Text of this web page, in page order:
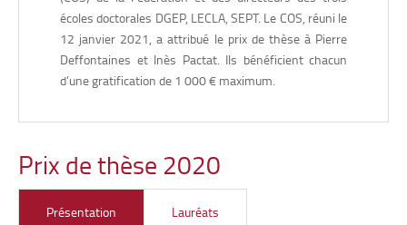
démocratique : l’œuvre subversive de Pierre Parlebas
(1950-2020) » soutenue le 11 décembre 2020.
— Mots clés : démocratie, sciences, éducation corporelle,
éducation nouvelle, sport.
appliquées à l’agriculture et aux espaces ruraux (CESAER
UMR 1041), Dijon, pour sa thèse en sciences économiques,
intitulée «Conséquences économiques et
environnementales d’un changement de production et de
écoles doctorales DGEP, LECLA, SEPT. Le COS, réuni le
12 janvier 2021, a attribué le prix de thèse à Pierre
Deffontaines et Inès Pactat. Ils bénéficient chacun
d’une gratification de 1 000 € maximum.
Pierre DEFFONTAINES, MSH Dijon, pour sa thèse intitulée
‘Survivre’ 25 ans après la chute de l’URSS : classes
populaires et marchés dans les espaces ruraux ukrainiens
Prix de thèse 2020
Présentation Lauréats